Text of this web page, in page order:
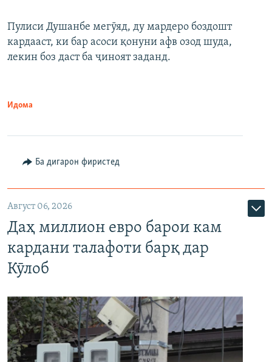
Пулиси Душанбе мегӯяд, ду мардеро боздошт
кардааст, ки бар асоси қонуни афв озод шуда,
лекин боз даст ба ҷиноят заданд.
Идома
Ба дигарон фиристед
Август 06, 2026
Даҳ миллион евро барои кам
кардани талафоти барқ дар
Кӯлоб